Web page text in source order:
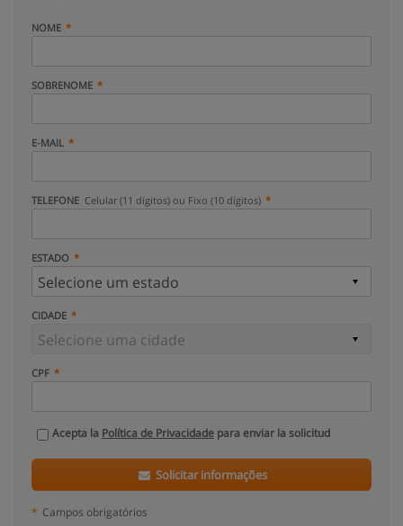
NOME
SOBRENOME
E-MAIL
TELEFONE Celular (11 dígitos) ou Fixo (10 dígitos)
ESTADO
CIDADE
CPF
Acepta la Política de Privacidade para enviar la solicitud
Solicitar informações
* Campos obrigatórios